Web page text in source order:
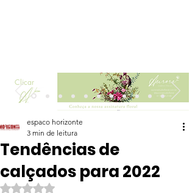
Clicar
Tendências de
calçados para 2022
espaco horizonte
3 min de leitura
Avaliado com NaN de 5 estrelas.